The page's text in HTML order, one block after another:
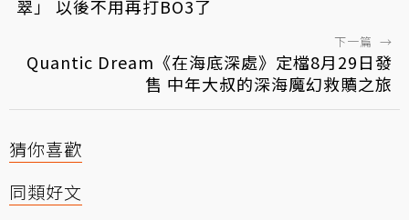
翠」 以後不用再打BO3了
下一篇 →
Quantic Dream《在海底深處》定檔8月29日發
售 中年大叔的深海魔幻救贖之旅
猜你喜歡
同類好文